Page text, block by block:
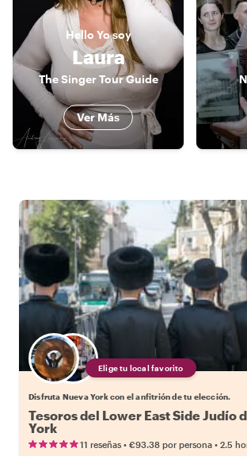
Hello Yo soy
Laura
The Singer Tour Guide
Ver Más
Elige tu local favorito
Disfruta Nueva York con el anfitrión de tu elección.
Tesoros del Lower East Side Judío
York
11 reseñas • €93.38 por persona • 2.5